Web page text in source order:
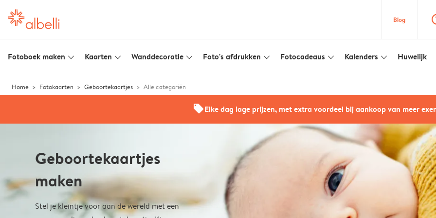
Blog
Fotoboek maken slim_arrow_down Kaarten slim_arrow_down Wanddecoratie slim_arrow_down Foto's afdrukken slim_arrow_down Fotocadeaus slim_arrow_down Kalenders slim_arrow_down Huwelijk
Home Fotokaarten Geboortekaartjes Alle categoriën
offersElke dag lage prijzen, met extra voordeel bij aankoop van meer
Geboortekaartjes
maken
Stel je kleintje voor aan de wereld met een